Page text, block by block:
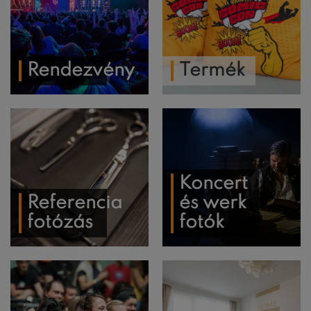
Rendezvény Termék
Referencia
fotózás
Koncert
és werk
fotók